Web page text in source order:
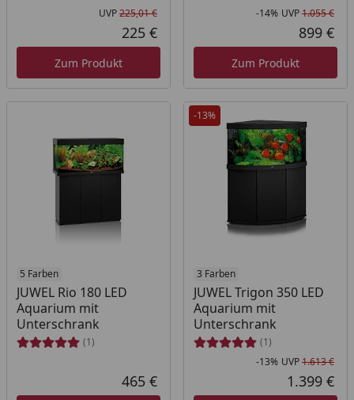
Ursprünglicher Preis
UVP225,01 €
Aktueller Preis
225 €
Zum Produkt
-14% UVP1.055 €
899 €
Zum Produkt
5 Farben
JUWEL Rio 180 LED
Aquarium mit
Unterschrank
(1)
Aktueller Preis
465 €
-13%
3 Farben
JUWEL Trigon 350 LED
Aquarium mit
Unterschrank
(1)
-13% UVP1.613 €
1.399 €